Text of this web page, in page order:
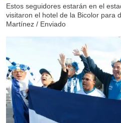
Estos seguidores estarán en el
visitaron el hotel de la Bicolor para
Martínez / Enviado